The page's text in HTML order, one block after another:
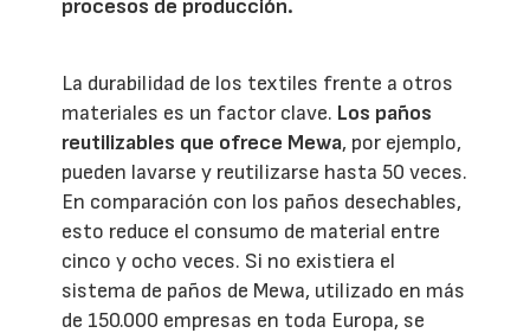
procesos de producción.
La durabilidad de los textiles frente a otros
materiales es un factor clave. Los paños
reutilizables que ofrece Mewa, por ejemplo,
pueden lavarse y reutilizarse hasta 50 veces.
En comparación con los paños desechables,
esto reduce el consumo de material entre
cinco y ocho veces. Si no existiera el
sistema de paños de Mewa, utilizado en más
de 150.000 empresas en toda Europa, se